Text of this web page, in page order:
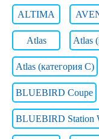
ALTIMA
Atlas Atlas
Atlas (категория C)
BLUEBIRD Coupe
BLUEBIRD Station